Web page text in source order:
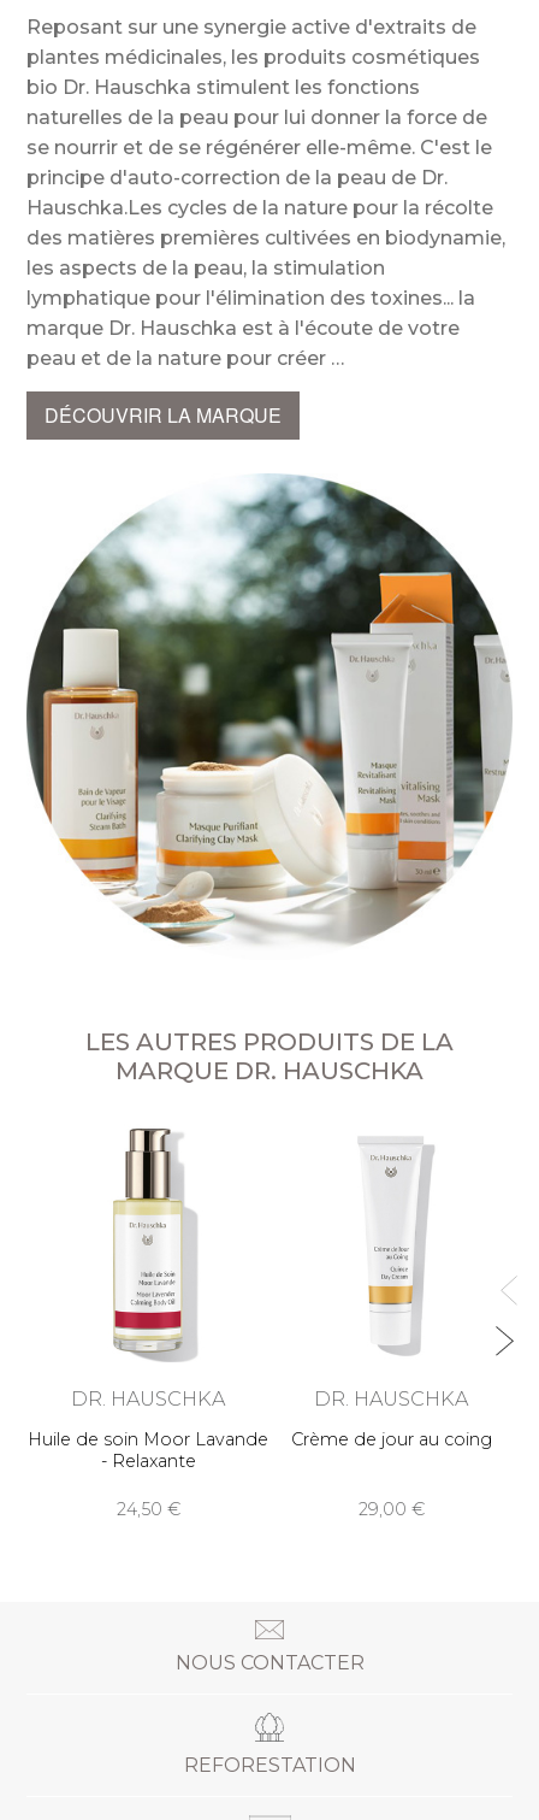
Reposant sur une synergie active d'extraits de
plantes médicinales, les produits cosmétiques
bio Dr. Hauschka stimulent les fonctions
naturelles de la peau pour lui donner la force de
se nourrir et de se régénérer elle-même. C'est le
principe d'auto-correction de la peau de Dr.
Hauschka.Les cycles de la nature pour la récolte
des matières premières cultivées en biodynamie,
les aspects de la peau, la stimulation
lymphatique pour l'élimination des toxines... la
marque Dr. Hauschka est à l'écoute de votre
peau et de la nature pour créer
DÉCOUVRIR LA MARQUE
LES AUTRES PRODUITS DE LA
MARQUE DR. HAUSCHKA
DR. HAUSCHKA
Huile de soin Moor Lavande
- Relaxante
24,50
DR. HAUSCHKA
Crème de jour au coing
29,00
NOUS CONTACTER
REFORESTATION